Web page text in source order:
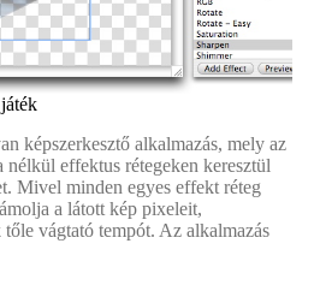
képszerkesztő alkalmazás, mely az
nélkül effektus rétegeken keresztül
Mivel minden egyes effekt réteg
a látott kép pixeleit,
vágtató tempót. Az alkalmazás